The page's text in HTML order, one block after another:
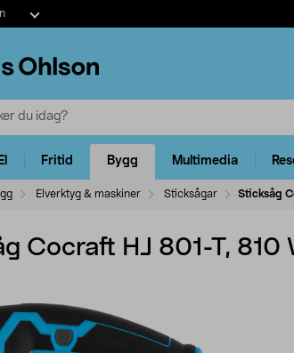
El Fritid Bygg Multimedia
Elverktyg & maskiner Sticksågar Sticksåg
Cocraft HJ 801-T, 810